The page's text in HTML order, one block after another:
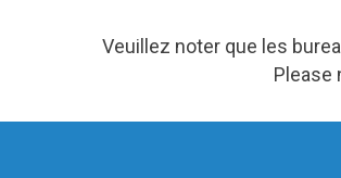
Veuillez noter que les
Please